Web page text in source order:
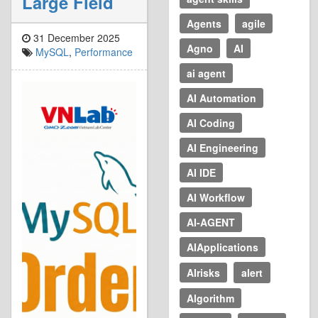
31 December 2025
MySQL, Performance
Agents
agile
Agno
AI
ai agent
AI Automation
AI Coding
AI Engineering
AI IDE
AI Workflow
AI-AGENT
AIApplications
AIrisks
alert
Algorithm